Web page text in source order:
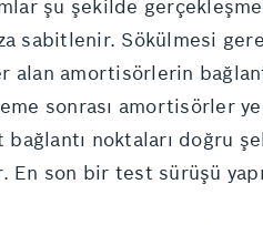
şu şekilde
sabitlenir. Sökülmesi
alan amortisörlerin
sonrası amortisörler
noktaları doğru
En son bir test sürüşü